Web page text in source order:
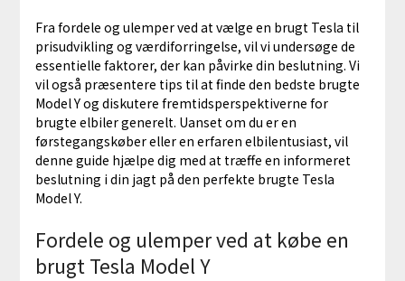
Fra fordele og ulemper ved at vælge en brugt Tesla til
prisudvikling og værdiforringelse, vil vi undersøge de
essentielle faktorer, der kan påvirke din beslutning. Vi
vil også præsentere tips til at finde den bedste brugte
Model Y og diskutere fremtidsperspektiverne for
brugte elbiler generelt. Uanset om du er en
førstegangskøber eller en erfaren elbilentusiast, vil
denne guide hjælpe dig med at træffe en informeret
beslutning i din jagt på den perfekte brugte Tesla
Model Y.
Fordele og ulemper ved at købe en
brugt Tesla Model Y